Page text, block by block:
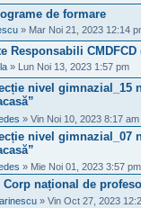
de formare
» Mar Noi 21, 2023 12:14
Responsabili CMDFCD
» Lun Noi 13, 2023 1:57 pm
nivel gimnazial_15
» Vin Noi 10, 2023 8:17 am
nivel gimnazial_07
» Mie Noi 01, 2023 3:57 pm
Corp național de
» Vin Oct 27, 2023